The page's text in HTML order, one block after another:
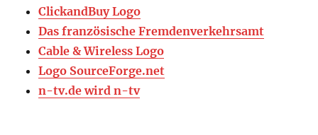
ClickandBuy Logo
Das fran­zö­si­sche Frem­den­ver­kehrs­amt
Cable & Wireless Logo
Logo SourceForge.net
n-tv.de wird n-tv